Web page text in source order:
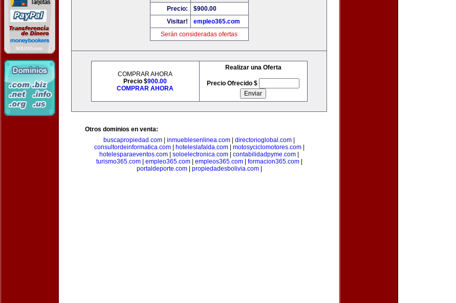
Precio:
$900.00
Visitar!
empleo365.com
Serán consideradas ofertas
COMPRAR AHORA
Precio $900.00
COMPRAR AHORA
Realizar una Oferta
Precio Ofrecido $
Otros dominios en venta:
buscapropiedad.com
inmueblesenlinea.com directorioglobal.com
consultordeinformatica.com| hoteleslafalda.com| motosyciclomotores.com|
hotelesparaeventos.com
soloelectronica.com contabilidadpyme.com
turismo365.com| empleo365.com| empleos365.com| formacion365.com|
portaldeporte.com| propiedadesbolivia.com|